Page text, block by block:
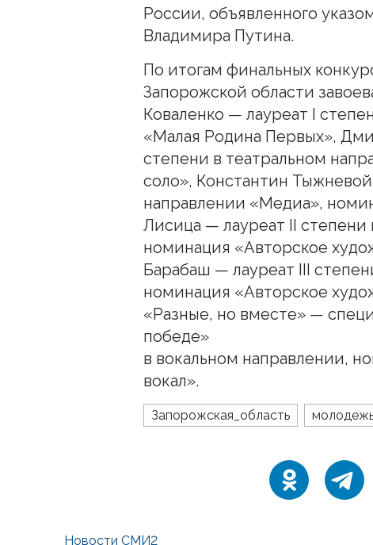
России, объявленного
Владимира Путина.
По итогам финальных
Запорожской области
Коваленко — лауреат I
«Малая Родина Первых»,
степени в театральном
соло», Константин
направлении «Медиа»,
Лисица — лауреат II степени
номинация «Авторское
Барабаш — лауреат III
номинация «Авторское
«Разные, но вместе» —
победе»
в вокальном направлении,
вокал».
Запорожская_область
Новости СМИ2